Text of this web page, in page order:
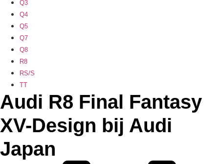
Q3
Q4
Q5
Q7
Q8
R8
RS/S
TT
Audi R8 Final Fantasy
XV-Design bij Audi
Japan